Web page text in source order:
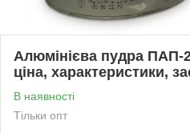
Алюмінієва пудра ПАП-
ціна, характеристики,
В наявності
Тільки опт